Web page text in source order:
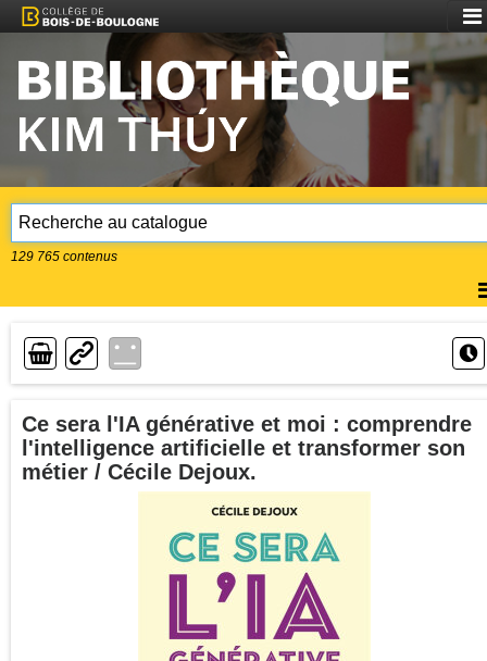
le
129 765 contenus
Lien
Ce sera l'IA générative et moi : comprendre
l'intelligence artificielle et transformer son
métier / Cécile Dejoux.